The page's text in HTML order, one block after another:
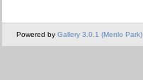
Powered by Gallery 3.0.1 (Menlo Park)